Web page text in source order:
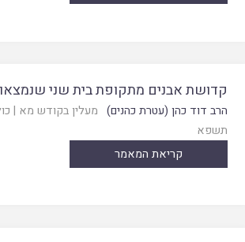
קדושת אבנים מתקופת בית שני
הרב דוד כהן (עטרת כהנים) מעלין בקודש מא |
תשפא
קריאת המאמר